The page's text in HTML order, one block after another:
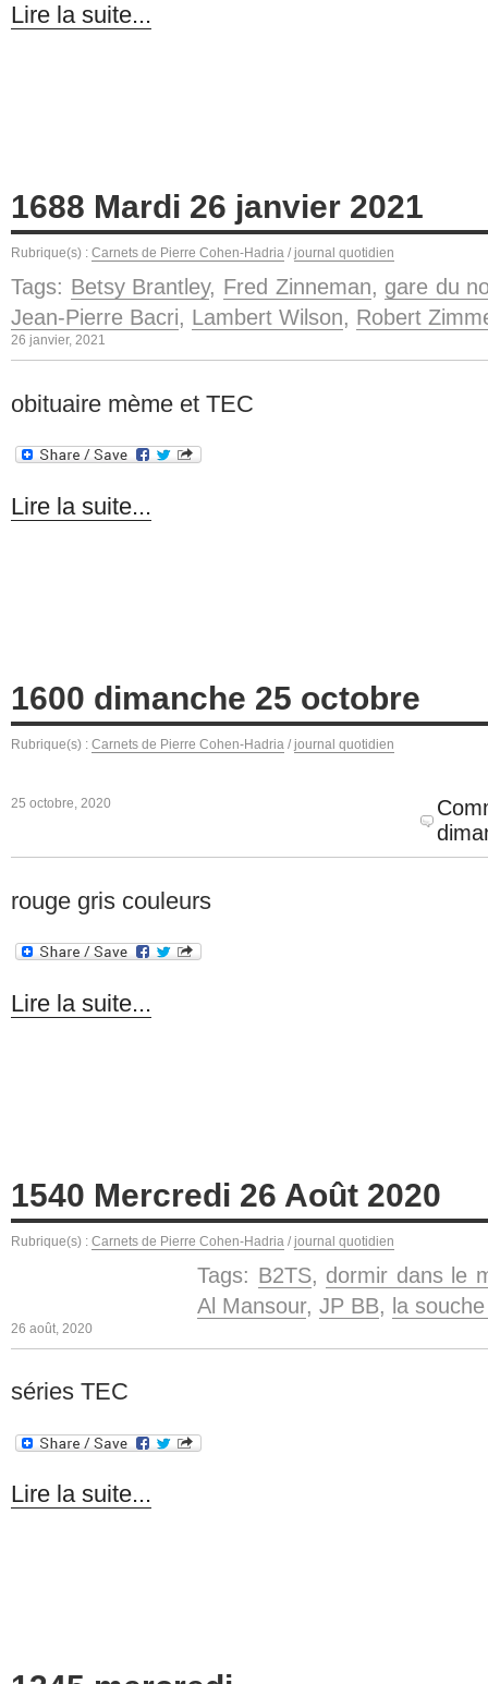
Lire la suite...
1688 Mardi 26 janvier 2021
Rubrique(s) : Carnets de Pierre Cohen-Hadria / journal quotidien
Tags: Betsy Brantley, Fred Zinneman, gare du
Jean-Pierre Bacri, Lambert Wilson, Robert
26 janvier, 2021
obituaire mème et TEC
Lire la suite...
1600 dimanche 25 octobre
Rubrique(s) : Carnets de Pierre Cohen-Hadria / journal quotidien
25 octobre, 2020
rouge gris couleurs
Lire la suite...
1540 Mercredi 26 Août 2020
Rubrique(s) : Carnets de Pierre Cohen-Hadria / journal quotidien
Tags: B2TS, dormir dans le
Al Mansour, JP BB, la
26 août, 2020
séries TEC
Lire la suite...